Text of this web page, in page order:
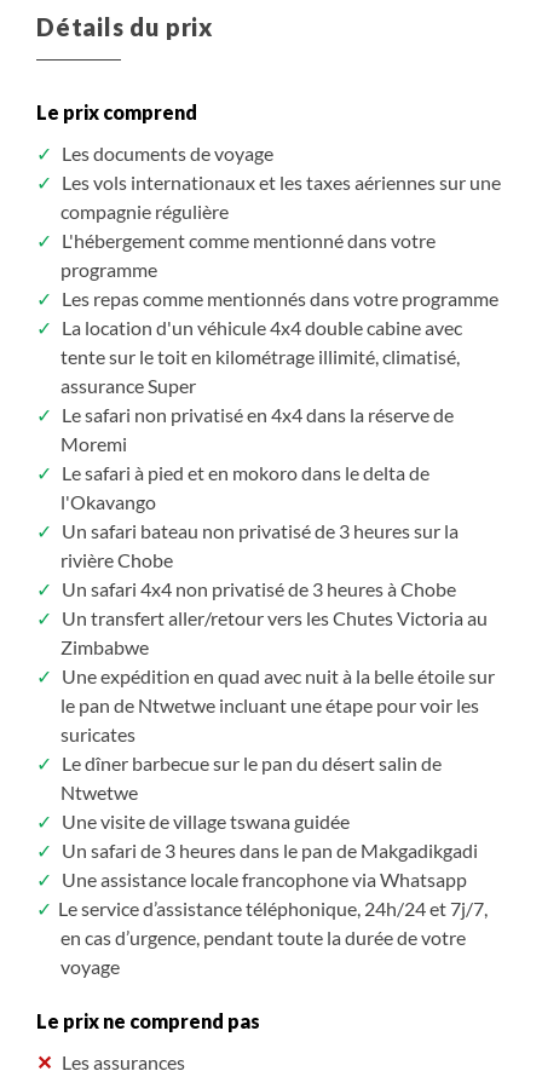
Détails du prix
Le prix comprend
Les documents de voyage
Les vols internationaux et les taxes aériennes sur une
compagnie régulière
L'hébergement comme mentionné dans votre
programme
Les repas comme mentionnés dans votre programme
La location d'un véhicule 4x4 double cabine avec
tente sur le toit en kilométrage illimité, climatisé,
assurance Super
Le safari non privatisé en 4x4 dans la réserve de
Moremi
Le safari à pied et en mokoro dans le delta de
l'Okavango
Un safari bateau non privatisé de 3 heures sur la
rivière Chobe
Un safari 4x4 non privatisé de 3 heures à Chobe
Un transfert aller/retour vers les Chutes Victoria au
Zimbabwe
Une expédition en quad avec nuit à la belle étoile sur
le pan de Ntwetwe incluant une étape pour voir les
suricates
Le dîner barbecue sur le pan du désert salin de
Ntwetwe
Une visite de village tswana guidée
Un safari de 3 heures dans le pan de Makgadikgadi
Une assistance locale francophone via Whatsapp
Le service d’assistance téléphonique, 24h/24 et 7j/7,
en cas d’urgence, pendant toute la durée de votre
voyage
Le prix ne comprend pas
Les assurances